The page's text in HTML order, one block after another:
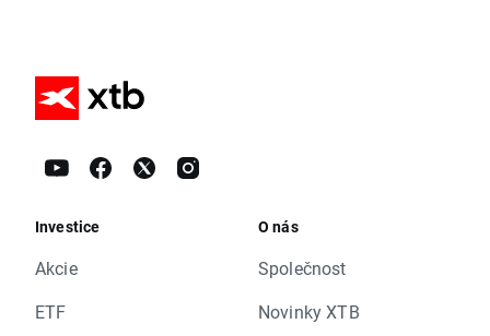
Investice
Akcie
ETF
O nás
Společnost
Novinky XTB